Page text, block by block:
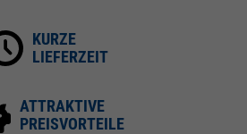
KURZE
LIEFERZEIT
ATTRAKTIVE
PREISVORTEILE